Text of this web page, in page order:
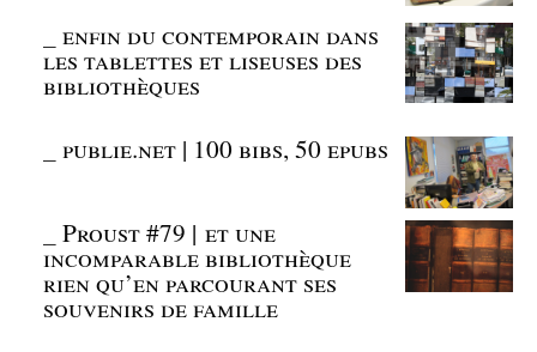
_enfin du contemporain dans
les tablettes et liseuses des
bibliothèques
_publie.net | 100 bibs, 50 epubs
_Proust #79 | et une
incomparable bibliothèque
rien qu’en parcourant ses
souvenirs de famille